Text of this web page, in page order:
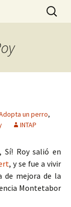
Buscar:
un perro,
INTAP
Sí! Roy salió en
, y se fue a vivir
de mejora de la
Montetabor